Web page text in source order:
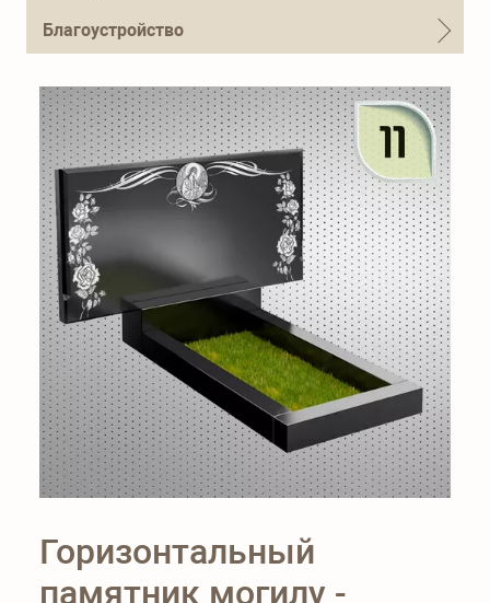
Благоустройство
Горизонтальный
памятник могилу -